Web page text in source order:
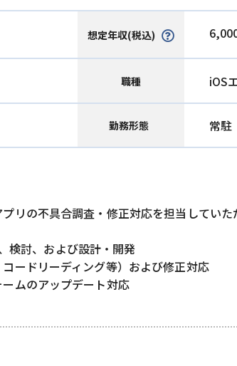
想定年収(税込)
職種 iOS
勤務形態 常駐
リの不具合調査・修正対応を担当していた
検討、および設計・開発
ードリーディング等）および修正対応
ムのアップデート対応